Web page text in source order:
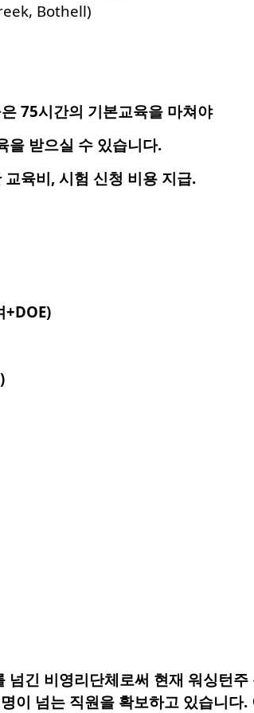
Bothell)
75시간의 기본교육을 마쳐야
어로도 교육을 받으실
육비, 시험 신청 비용 지급.
넘긴 비영리단체로써 현재 워싱턴
이 넘는 직원을 확보하고 있습니